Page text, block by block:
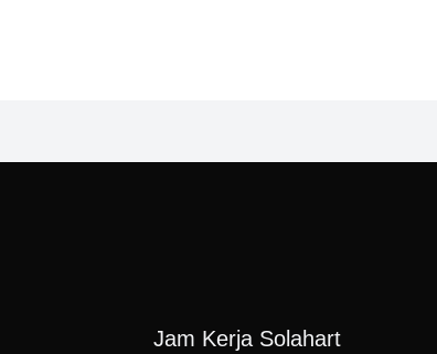
Jam Kerja Solahart